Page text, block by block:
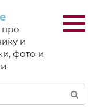
про
и
фото и